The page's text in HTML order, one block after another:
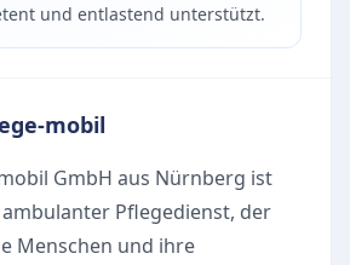
und entlastend unterstützt.
mobil
GmbH aus Nürnberg ist
Pflegedienst, der
Menschen und ihre